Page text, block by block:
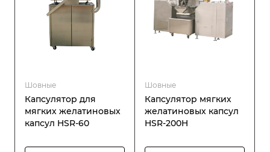
Шовные
Капсулятор для
мягких желатиновых
капсул HSR-60
Шовные
Капсулятор мягких
желатиновых капсул
HSR-200H